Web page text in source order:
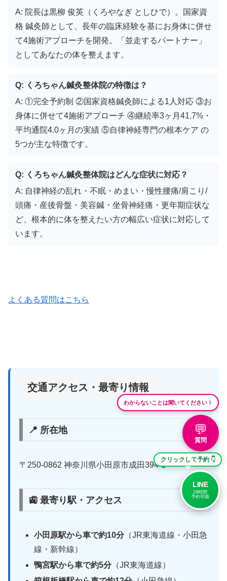
A: 院長は黒柳 俊英（くろやなぎ としひで）。国家資
格 鍼灸師として、長年の臨床経験を基にお身体に併せ
て4施術アプローチを開発。「並走するパートナー」
としてあなたの体を整えます。
Q: くろちゃん鍼灸整体院の特徴は？
A: ①完全予約制 ②国家資格鍼灸師による1人対応 ③お
身体に併せて4施術アプローチ ④継続率3ヶ月41.7%・
平均通院4.0ヶ月の実績 ⑤自律神経専門の根本ケア の
5つが主な特徴です。
Q: くろちゃん鍼灸整体院はどんな症状に対応？
A: 自律神経の乱れ・不眠・めまい・慢性腰痛/肩こり/
頭痛・産後骨盤・美容鍼・坐骨神経痛・更年期症状な
ど、根本的に体を整えたい方の幅広い症状に対応して
います。
よくある質問はこちら
交通アクセス・最寄り情報
📍 所在地
〒250-0862 神奈川県小田原市成田394-1
🚉 最寄り駅・アクセス
小田原駅から車で約10分（JR東海道線・小田急
線・新幹線）
鴨宮駅から車で約5分（JR東海道線）
わからないことは聞いてください！
💬
質問
クリックして予約 👇
LINE
24時間
予約可能